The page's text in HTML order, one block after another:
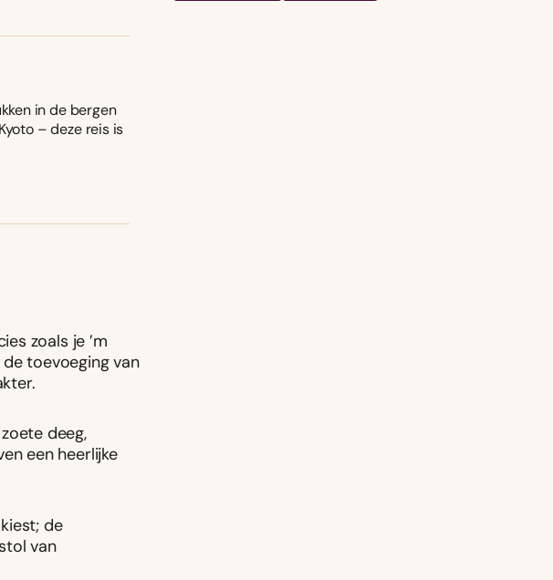
in de bergen
– deze reis is
zoals je ’m
toevoeging van
deeg,
een heerlijke
de
van